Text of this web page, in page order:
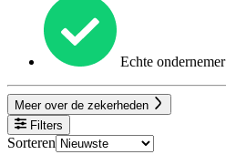
Echte ondernemer
Meer over de zekerheden
Filters
Sorteren